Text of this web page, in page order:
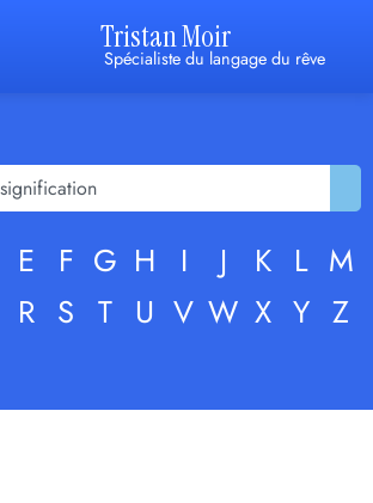
Tristan Moir
Spécialiste du langage du rêve
E F G H I J K L M
R S T U V W X Y Z